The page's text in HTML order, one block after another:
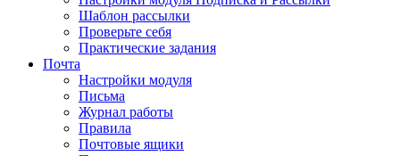
Шаблон рассылки
Проверьте себя
Практические задания
Почта
Настройки модуля
Письма
Журнал работы
Правила
Почтовые ящики